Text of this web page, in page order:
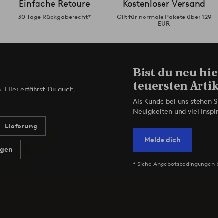
Einfache Retoure
30 Tage Rückgaberecht*
Kostenloser Versand
Gilt für normale Pakete über 129
EUR
Hier erfährst Du auch,
Lieferung
Bist du neu
teuersten
Als Kunde bei uns stehen
Neuigkeiten und viel
Melde dich
* Siehe Angebotsbedingungen